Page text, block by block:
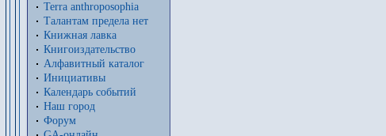
Terra anthroposophia
Талантам предела нет
Книжная лавка
Книгоиздательство
Алфавитный каталог
Инициативы
Календарь событий
Наш город
Форум